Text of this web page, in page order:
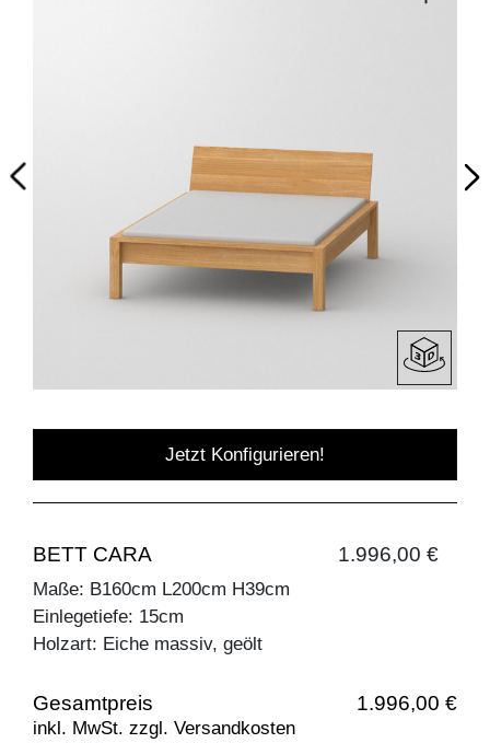
Jetzt Konfigurieren!
BETT CARA 1.996,00 €
Maße: B160cm L200cm H39cm
Einlegetiefe: 15cm
Holzart: Eiche massiv, geölt
Gesamtpreis 1.996,00 €
inkl. MwSt. zzgl. Versandkosten